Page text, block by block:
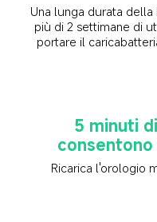
Una lunga durata
più di 2 settimane di
portare il
5 minuti
Ricarica l'orologio